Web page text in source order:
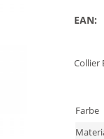
EAN:
Collier
Farbe